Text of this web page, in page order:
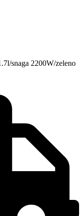
snaga 2200W/zeleno